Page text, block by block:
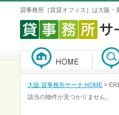
貸事務所［賃貸オフィス］は大阪・
大阪 貸事務所サーチ HOME >
該当の物件が見つかりません。